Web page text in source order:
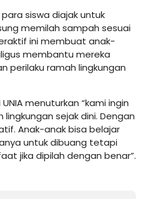
siswa diajak untuk
memilah sampah sesuai
ini membuat anak-
membantu mereka
perilaku ramah lingkungan
menuturkan “kami ingin
sejak dini. Dengan
Anak-anak bisa belajar
untuk dibuang tetapi
jika dipilah dengan benar”.